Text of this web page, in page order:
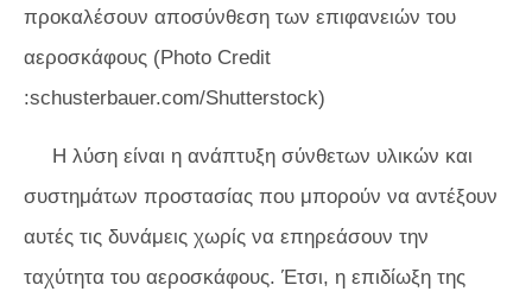
προκαλέσουν αποσύνθεση των επιφανειών του
αεροσκάφους (Photo Credit
:schusterbauer.com/Shutterstock)
Η λύση είναι η ανάπτυξη σύνθετων υλικών και
συστημάτων προστασίας που μπορούν να αντέξουν
αυτές τις δυνάμεις χωρίς να επηρεάσουν την
ταχύτητα του αεροσκάφους. Έτσι, η επιδίωξη της